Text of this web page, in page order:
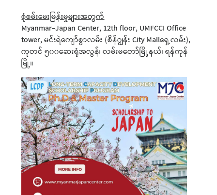
စုံစမ်းမေးမြန်းမှုများအတွက်
Myanmar-Japan Center, 12th floor, UMFCCI Office
tower, မင်းရဲကျော်စွာလမ်း (စိန်ဂျွန်း City Mallရှေ့လမ်း),
ကုတင် ၅၀၀ဆေးရုံအလွန်၊ လမ်းမတော်မြို့နယ်၊ ရန်ကုန်
မြို့။